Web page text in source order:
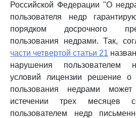
Российской Федерации "О
пользователя недр
порядком досрочного
пользования недрами. Так,
части четвертой статьи 21
нарушения пользователем
условий лицензии решение о
пользования недрами
истечении трех месяцев
пользователем недр